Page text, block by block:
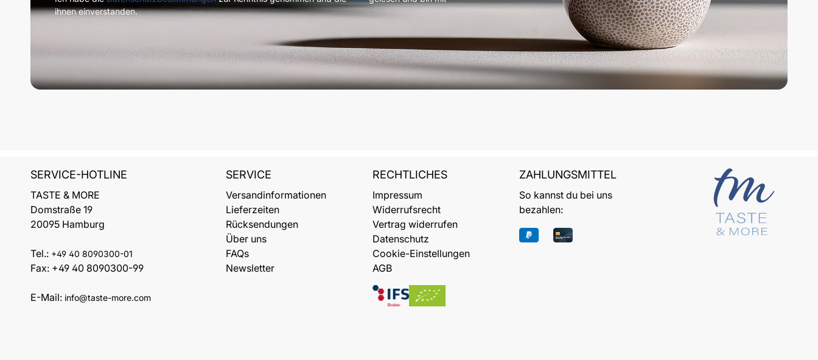
ihnen einverstanden.
SERVICE-HOTLINE
TASTE & MORE
Domstraße 19
20095 Hamburg
Tel.: +49 40 8090300-01
Fax: +49 40 8090300-99
E-Mail: info@taste-more.com
SERVICE
Versandinformationen
Lieferzeiten
Rücksendungen
Über uns
FAQs
Newsletter
RECHTLICHES
Impressum
Widerrufsrecht
Vertrag widerrufen
Datenschutz
Cookie-Einstellungen
AGB
ZAHLUNGSMITTEL
So kannst du bei uns
bezahlen: